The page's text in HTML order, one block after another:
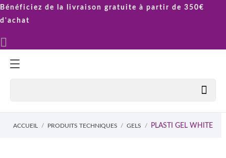
Bénéficiez de la livraison gratuite à partir de 350€
d'achat


ACCUEIL PRODUITS TECHNIQUES GELS PLASTI GEL WHITE